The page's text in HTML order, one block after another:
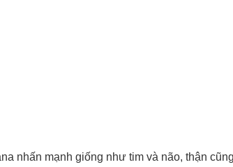
nhấn mạnh giống như tim và não, thận